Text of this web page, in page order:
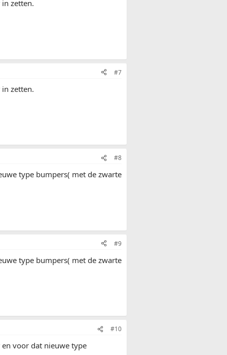
zetten.
#7
zetten.
#8
type bumpers( met de zwarte
#9
type bumpers( met de zwarte
#10
voor dat nieuwe type